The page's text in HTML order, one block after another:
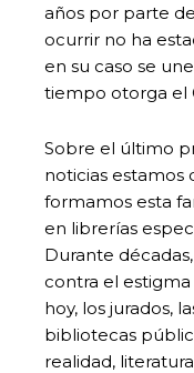
años por parte
ocurrir no ha
en su caso se
tiempo otorga el
Sobre el último
noticias estamos
formamos esta
en librerías
Durante
contra el estigma
hoy, los jurados,
bibliotecas
realidad,